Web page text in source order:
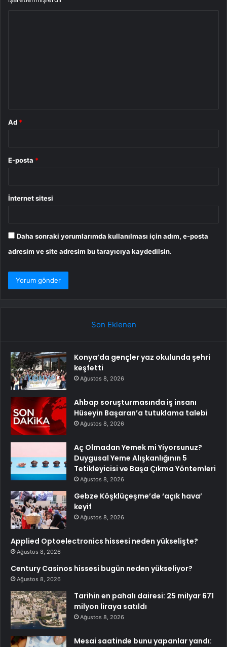
Ad *
E-posta *
İnternet sitesi
Daha sonraki yorumlarımda kullanılması için adım, e-posta
adresim ve site adresim bu tarayıcıya kaydedilsin.
Son Eklenen
Konya’da gençler yaz okulunda şehri
keşfetti
Ağustos 8, 2026
Ahbap soruşturmasında iş insanı
Hüseyin Başaran’a tutuklama talebi
Ağustos 8, 2026
Aç Olmadan Yemek mi Yiyorsunuz?
Duygusal Yeme Alışkanlığının 5
Tetikleyicisi ve Başa Çıkma Yöntemleri
Ağustos 8, 2026
Gebze Köşklüçeşme’de ‘açık hava’
keyif
Ağustos 8, 2026
Applied Optoelectronics hissesi neden yükselişte?
Ağustos 8, 2026
Century Casinos hissesi bugün neden yükseliyor?
Ağustos 8, 2026
Tarihin en pahalı dairesi: 25 milyar 671
milyon liraya satıldı
Ağustos 8, 2026
Mesai saatinde bunu yapanlar yandı: